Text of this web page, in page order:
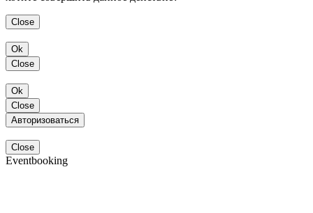
Close
Ok
Close
Ok
Close
Авторизоваться
Close
Eventbooking